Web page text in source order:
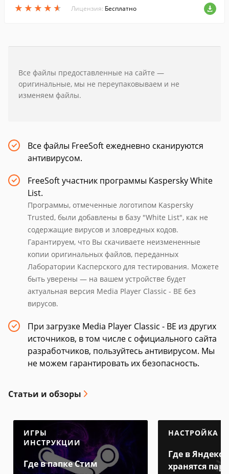
★ ★ ★ ★ ★
★ ★ ★ ★ ★ Лицензия: Бесплатно
Все файлы предоставленные на сайте —
оригинальные, мы не переупаковываем и не
изменяем файлы.
Все файлы FreeSoft ежедневно сканируются
антивирусом.
FreeSoft участник программы Kaspersky White
List.
Программы, отмеченные логотипом Kaspersky
Trusted, были добавлены в базу "White List", как не
содержащие вирусов и зловредных кодов.
Гарантируем, что Вы скачиваете неизмененные
копии оригинальных файлов, переданных
Лаборатории Касперского для тестирования. Можете
быть уверены — на вашем устройстве будет
актуальная версия Media Player Classic - BE без
вирусов.
При загрузке Media Player Classic - BE из других
источников, в том числе с официального сайта
разработчиков, пользуйтесь антивирусом. Мы
не можем гарантировать их безопасность.
Статьи и обзоры
ИГРЫ
ИНСТРУКЦИИ
Где в папке Стим
НАСТРОЙКА
Где в Яндекс
хранятся